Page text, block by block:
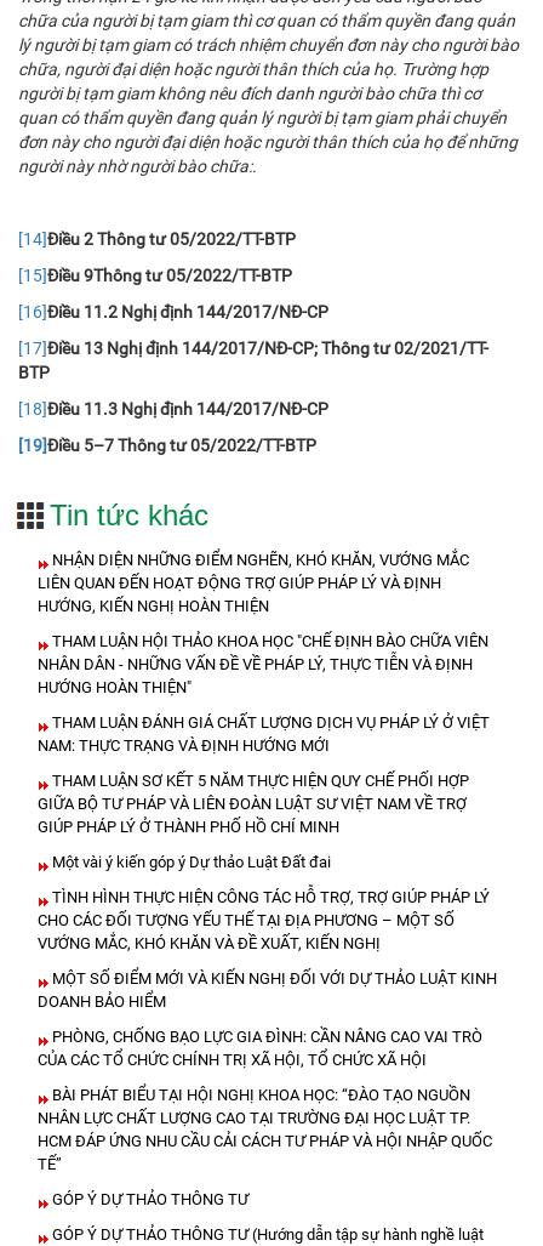
chữa của người bị tạm giam thì cơ quan có thẩm quyền đang quản
lý người bị tạm giam có trách nhiệm chuyển đơn này cho người bào
chữa, người đại diện hoặc người thân thích của họ. Trường hợp
người bị tạm giam không nêu đích danh người bào chữa thì cơ
quan có thẩm quyền đang quản lý người bị tạm giam phải chuyển
đơn này cho người đại diện hoặc người thân thích của họ để những
người này nhờ người bào chữa:.
[14]Điều 2 Thông tư 05/2022/TT-BTP
[15]Điều9Thông tư 05/2022/TT-BTP
[16]Điều 11.2 Nghị định 144/2017/NĐ-CP
[17]Điều 13 Nghị định 144/2017/NĐ-CP; Thông tư 02/2021/TT-
BTP
[18]Điều 11.3 Nghị định 144/2017/NĐ-CP
[19]Điều 5–7 Thông tư 05/2022/TT-BTP
Tin tức khác
NHẬN DIỆN NHỮNG ĐIỂM NGHẼN, KHÓ KHĂN, VƯỚNG MẮC
LIÊN QUAN ĐẾN HOẠT ĐỘNG TRỢ GIÚP PHÁP LÝ VÀ ĐỊNH
HƯỚNG, KIẾN NGHỊ HOÀN THIỆN
THAM LUẬN HỘI THẢO KHOA HỌC "CHẾ ĐỊNH BÀO CHỮA VIÊN
NHÂN DÂN - NHỮNG VẤN ĐỀ VỀ PHÁP LÝ, THỰC TIỄN VÀ ĐỊNH
HƯỚNG HOÀN THIỆN"
THAM LUẬN ĐÁNH GIÁ CHẤT LƯỢNG DỊCH VỤ PHÁP LÝ Ở VIỆT
NAM: THỰC TRẠNG VÀ ĐỊNH HƯỚNG MỚI
THAM LUẬN SƠ KẾT 5 NĂM THỰC HIỆN QUY CHẾ PHỐI HỢP
GIỮA BỘ TƯ PHÁP VÀ LIÊN ĐOÀN LUẬT SƯ VIỆT NAM VỀ TRỢ
GIÚP PHÁP LÝ Ở THÀNH PHỐ HỒ CHÍ MINH
Một vài ý kiến góp ý Dự thảo Luật Đất đai
TÌNH HÌNH THỰC HIỆN CÔNG TÁC HỖ TRỢ, TRỢ GIÚP PHÁP LÝ
CHO CÁC ĐỐI TƯỢNG YẾU THẾ TẠI ĐỊA PHƯƠNG – MỘT SỐ
VƯỚNG MẮC, KHÓ KHĂN VÀ ĐỀ XUẤT, KIẾN NGHỊ
MỘT SỐ ĐIỂM MỚI VÀ KIẾN NGHỊ ĐỐI VỚI DỰ THẢO LUẬT KINH
DOANH BẢO HIỂM
PHÒNG, CHỐNG BẠO LỰC GIA ĐÌNH: CẦN NÂNG CAO VAI TRÒ
CỦA CÁC TỔ CHỨC CHÍNH TRỊ XÃ HỘI, TỔ CHỨC XÃ HỘI
BÀI PHÁT BIỂU TẠI HỘI NGHỊ KHOA HỌC: “ĐÀO TẠO NGUỒN
NHÂN LỰC CHẤT LƯỢNG CAO TẠI TRƯỜNG ĐẠI HỌC LUẬT TP.
HCM ĐÁP ỨNG NHU CẦU CẢI CÁCH TƯ PHÁP VÀ HỘI NHẬP QUỐC
TẾ”
GÓP Ý DỰ THẢO THÔNG TƯ
GÓP Ý DỰ THẢO THÔNG TƯ (Hướng dẫn tập sự hành nghề luật